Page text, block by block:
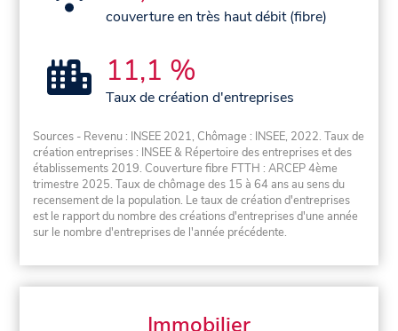
couverture en très haut débit (fibre)
11,1 %
Taux de création d'entreprises
Sources - Revenu : INSEE 2021, Chômage : INSEE, 2022. Taux de
création entreprises : INSEE & Répertoire des entreprises et des
établissements 2019. Couverture fibre FTTH : ARCEP 4ème
trimestre 2025. Taux de chômage des 15 à 64 ans au sens du
recensement de la population. Le taux de création d'entreprises
est le rapport du nombre des créations d'entreprises d'une année
sur le nombre d'entreprises de l'année précédente.
Immobilier